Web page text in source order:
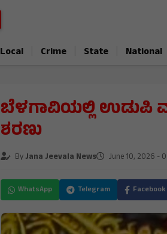
Local Crime State National
ಬೆಳಗಾವಿಯಲ್ಲಿ ಉಡುಪಿ
ಶರಣು
ByJana Jeevala News June 10, 2026 -
WhatsApp Telegram Facebook